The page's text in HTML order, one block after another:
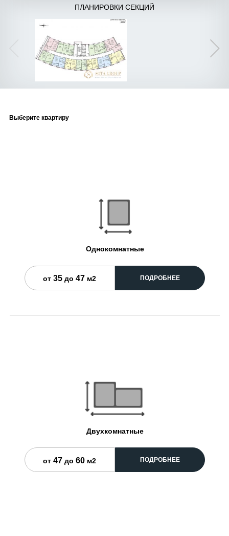
ПЛАНИРОВКИ СЕКЦИЙ
Выберите квартиру
Однокомнатные
от35 до47 м2 ПОДРОБНЕЕ
Двухкомнатные
от47 до60 м2 ПОДРОБНЕЕ